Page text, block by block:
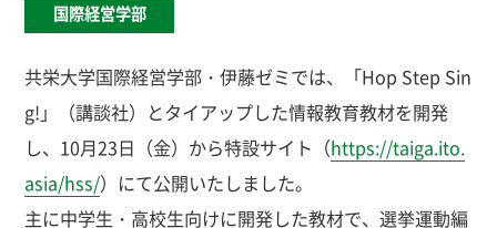
国際経営学部
共栄大学国際経営学部・伊藤ゼミでは、「Hop Step Sin
g!」（講談社）とタイアップした情報教育教材を開発
し、10月23日（金）から特設サイト（https://taiga.ito.
asia/hss/）にて公開いたしました。
主に中学生・高校生向けに開発した教材で、選挙運動編